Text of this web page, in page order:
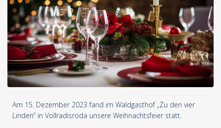
Am 15. Dezember 2023 fand im Waldgasthof „Zu den vier
Linden“ in Vollradisroda unsere Weihnachtsfeier statt.